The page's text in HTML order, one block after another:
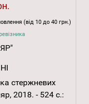
(від 10 до 40 грн.)
НІ
стержневих
2018. - 524 с.: